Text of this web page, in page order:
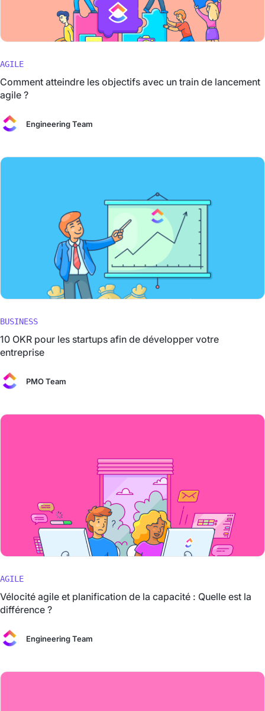
AGILE
Comment atteindre les objectifs avec un train de lancement
agile ?
Engineering Team
BUSINESS
10 OKR pour les startups afin de développer votre
entreprise
PMO Team
AGILE
Vélocité agile et planification de la capacité : Quelle est la
différence ?
Engineering Team